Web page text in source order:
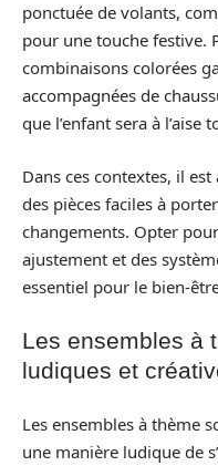
ponctuée de volants,
pour une touche festive.
combinaisons colorées
accompagnées de
que l’enfant sera à l’aise
Dans ces contextes, il
des pièces faciles à
changements. Opter
ajustement et des
essentiel pour le bien-
Les ensembles à
ludiques et
Les ensembles à thème
une manière ludique de